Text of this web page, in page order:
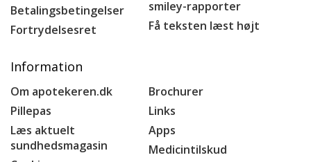
Betalingsbetingelser
Fortrydelsesret
smiley-rapporter
Få teksten læst højt
Information
Om apotekeren.dk
Pillepas
Læs aktuelt
sundhedsmagasin
Brochurer
Links
Apps
Medicintilskud